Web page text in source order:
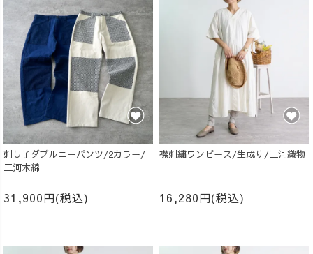
刺し子ダブルニーパンツ/2カラー/
三河木綿
31,900円(税込)
襟刺繍ワンピース/生成り/三河織物
16,280円(税込)